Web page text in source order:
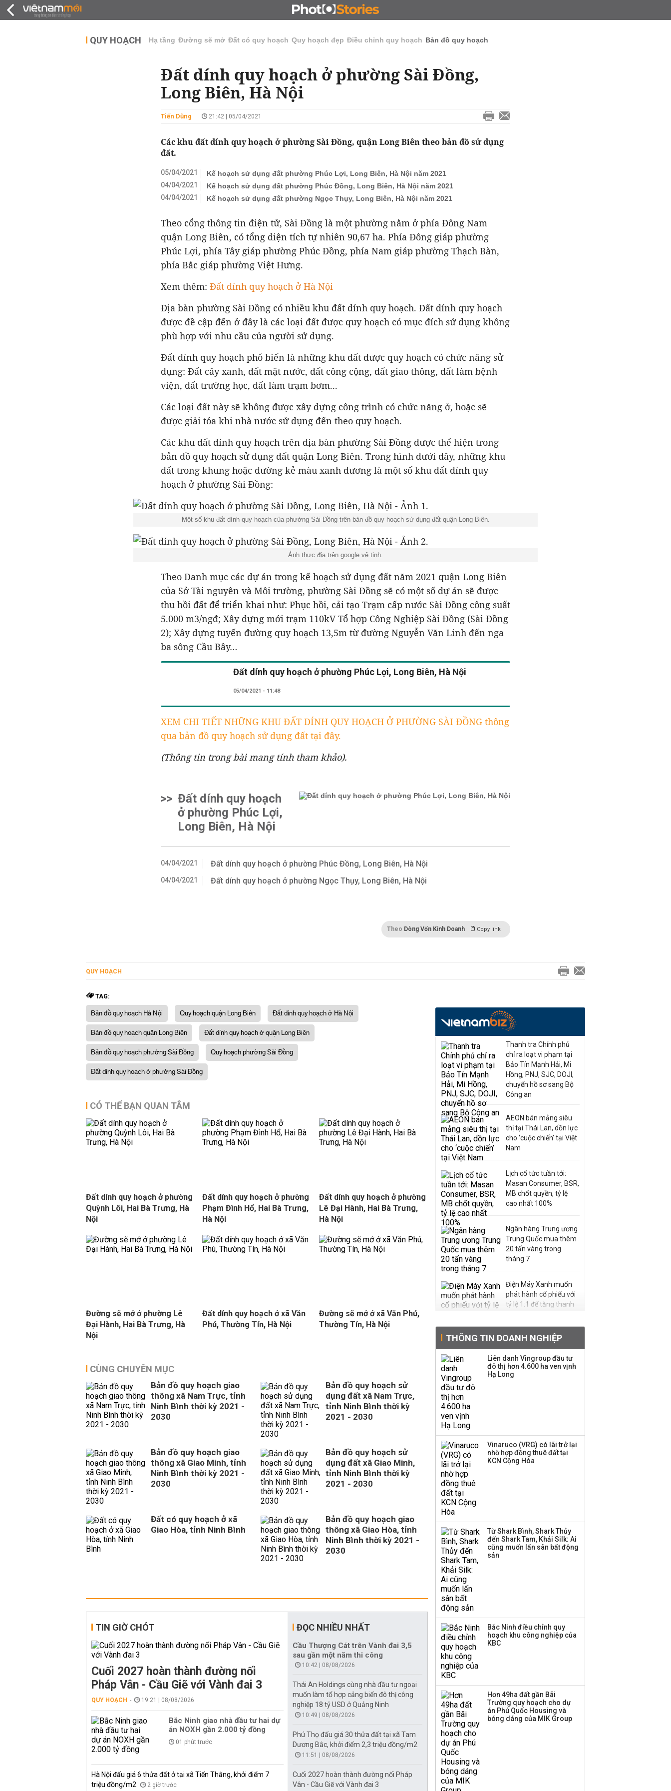
ĐẤU GIÁ - ĐẤU THẦU KINH DOANH
QUY HOẠCH Hạ tầng Đường sẽ mở Đất có quy hoạch Quy hoạch đẹp Điều chỉnh quy hoạch Bản đồ quy hoạch
Đất dính quy hoạch ở phường Sài Đồng,
Long Biên, Hà Nội
Tiến Dũng 21:42 | 05/04/2021
Các khu đất dính quy hoạch ở phường Sài Đồng, quận Long Biên theo bản đồ sử dụng
đất.
05/04/2021
Kế hoạch sử dụng đất phường Phúc Lợi, Long Biên, Hà Nội năm 2021
04/04/2021
Kế hoạch sử dụng đất phường Phúc Đồng, Long Biên, Hà Nội năm 2021
04/04/2021
Kế hoạch sử dụng đất phường Ngọc Thụy, Long Biên, Hà Nội năm 2021
Theo cổng thông tin điện tử, Sài Đồng là một phường nằm ở phía Đông Nam
quận Long Biên, có tổng diện tích tự nhiên 90,67 ha. Phía Đông giáp phường
Phúc Lợi, phía Tây giáp phường Phúc Đồng, phía Nam giáp phường Thạch Bàn,
phía Bắc giáp phường Việt Hưng.
Xem thêm: Đất dính quy hoạch ở Hà Nội
Địa bàn phường Sài Đồng có nhiều khu đất dính quy hoạch. Đất dính quy hoạch
được đề cập đến ở đây là các loại đất được quy hoạch có mục đích sử dụng không
phù hợp với nhu cầu của người sử dụng.
Đất dính quy hoạch phổ biến là những khu đất được quy hoạch có chức năng sử
dụng: Đất cây xanh, đất mặt nước, đất công cộng, đất giao thông, đất làm bệnh
viện, đất trường học, đất làm trạm bơm...
Các loại đất này sẽ không được xây dựng công trình có chức năng ở, hoặc sẽ
được giải tỏa khi nhà nước sử dụng đến theo quy hoạch.
Các khu đất dính quy hoạch trên địa bàn phường Sài Đồng được thể hiện trong
bản đồ quy hoạch sử dụng đất quận Long Biên. Trong hình dưới đây, những khu
đất trong khung hoặc đường kẻ màu xanh dương là một số khu đất dính quy
hoạch ở phường Sài Đồng:
Một số khu đất dính quy hoạch của phường Sài Đồng trên bản đồ quy hoạch sử dụng đất quận Long Biên.
Ảnh thực địa trên google vệ tinh.
Theo Danh mục các dự án trong kế hoạch sử dụng đất năm 2021 quận Long Biên
của Sở Tài nguyên và Môi trường, phường Sài Đồng sẽ có một số dự án sẽ được
thu hồi đất để triển khai như: Phục hồi, cải tạo Trạm cấp nước Sài Đồng công suất
5.000 m3/ngđ; Xây dựng mới trạm 110kV Tổ hợp Công Nghiệp Sài Đồng (Sài Đồng
2); Xây dựng tuyến đường quy hoạch 13,5m từ đường Nguyễn Văn Linh đến nga
ba sông Cầu Bây…
Đất dính quy hoạch ở phường Phúc Lợi, Long Biên, Hà Nội
05/04/2021 - 11:48
XEM CHI TIẾT NHỮNG KHU ĐẤT DÍNH QUY HOẠCH Ở PHƯỜNG SÀI ĐỒNG thông
qua bản đồ quy hoạch sử dụng đất tại đây.
(Thông tin trong bài mang tính tham khảo).
>> Đất dính quy hoạch
ở phường Phúc Lợi,
Long Biên, Hà Nội
04/04/2021 Đất dính quy hoạch ở phường Phúc Đồng, Long Biên, Hà Nội
04/04/2021 Đất dính quy hoạch ở phường Ngọc Thụy, Long Biên, Hà Nội
Theo Dòng Vốn Kinh Doanh Copy link
QUY HOẠCH
TAG:
Bản đồ quy hoạch Hà Nội Quy hoạch quận Long Biên
Đất dính quy hoạch ở Hà Nội
Bản đồ quy hoạch quận Long Biên
Đất dính quy hoạch ở quận Long Biên
Bản đồ quy hoạch phường Sài Đồng
Quy hoạch phường Sài Đồng
Đất dính quy hoạch ở phường Sài Đồng
CÓ THỂ BẠN QUAN TÂM
Đất dính quy hoạch ở phường
Quỳnh Lôi, Hai Bà Trưng, Hà
Nội
Đất dính quy hoạch ở phường
Phạm Đình Hổ, Hai Bà Trưng,
Hà Nội
Đất dính quy hoạch ở phường
Lê Đại Hành, Hai Bà Trưng,
Hà Nội
Đường sẽ mở ở phường Lê
Đại Hành, Hai Bà Trưng, Hà
Nội
Đất dính quy hoạch ở xã Văn
Phú, Thường Tín, Hà Nội
Đường sẽ mở ở xã Văn Phú,
Thường Tín, Hà Nội
CÙNG CHUYÊN MỤC
Bản đồ quy hoạch giao
thông xã Nam Trực, tỉnh
Ninh Bình thời kỳ 2021 -
2030
Bản đồ quy hoạch sử
dụng đất xã Nam Trực,
tỉnh Ninh Bình thời kỳ
2021 - 2030
Bản đồ quy hoạch giao
thông xã Giao Minh, tỉnh
Ninh Bình thời kỳ 2021 -
2030
Bản đồ quy hoạch sử
dụng đất xã Giao Minh,
tỉnh Ninh Bình thời kỳ
2021 - 2030
Đất có quy hoạch ở xã
Giao Hòa, tỉnh Ninh Bình
Bản đồ quy hoạch giao
thông xã Giao Hòa, tỉnh
Ninh Bình thời kỳ 2021 -
2030
TIN GIỜ CHÓT
Cuối 2027 hoàn thành đường nối
Pháp Vân - Cầu Giẽ với Vành đai 3
QUY HOẠCH 19:21 | 08/08/2026
Bắc Ninh giao nhà đầu tư hai dự
án NOXH gần 2.000 tỷ đồng
01 phút trước
Hà Nội đấu giá 6 thửa đất ở tại xã Tiến Thắng, khởi điểm 7
triệu đồng/m2
2 giờ trước
ĐỌC NHIỀU NHẤT
Cầu Thượng Cát trên Vành đai 3,5
sau gần một năm thi công
10:42 | 08/08/2026
Thái An Holdings cùng nhà đầu tư ngoại
muốn làm tổ hợp cảng biển đô thị công
nghiệp 18 tỷ USD ở Quảng Ninh
10:49 | 08/08/2026
Phú Thọ đấu giá 30 thửa đất tại xã Tam
Dương Bắc, khởi điểm 2,3 triệu đồng/m2
11:51 | 08/08/2026
Cuối 2027 hoàn thành đường nối Pháp
Vân - Cầu Giẽ với Vành đai 3
Thanh tra Chính phủ
chỉ ra loạt vi phạm tại
Bảo Tín Mạnh Hải, Mi
Hồng, PNJ, SJC, DOJI,
chuyển hồ sơ sang Bộ
Công an
AEON bán mảng siêu
thị tại Thái Lan, dồn lực
cho ‘cuộc chiến’ tại Việt
Nam
Lịch cổ tức tuần tới:
Masan Consumer, BSR,
MB chốt quyền, tỷ lệ
cao nhất 100%
Ngân hàng Trung ương
Trung Quốc mua thêm
20 tấn vàng trong
tháng 7
Điện Máy Xanh muốn
phát hành cổ phiếu với
tỷ lệ 1:1 để tăng thanh
Sau nhịp điều chỉnh
mạnh, CTCK nhìn thấy
cơ hội ở nhóm cổ phiếu
nào?
hàng
TOP 10 ngân hàng lãi
Công ty 100 tỷ của
Huấn Hoa Hồng bỗng
dưng ‘biến mất’, một
THÔNG TIN DOANH NGHIỆP
Liên danh Vingroup đầu tư
đô thị hơn 4.600 ha ven vịnh
Hạ Long
Vinaruco (VRG) có lãi trở lại
nhờ hợp đồng thuê đất tại
KCN Cộng Hòa
Từ Shark Bình, Shark Thủy
đến Shark Tam, Khải Silk: Ai
cũng muốn lấn sân bất động
sản
Bắc Ninh điều chỉnh quy
hoạch khu công nghiệp của
KBC
Hơn 49ha đất gần Bãi
Trường quy hoạch cho dự
án Phú Quốc Housing và
bóng dáng của MIK Group